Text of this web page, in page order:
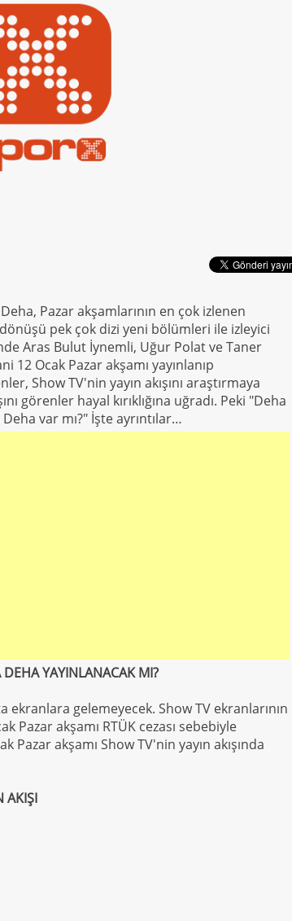
Pazar akşamlarının en çok izlenen
dönüşü pek çok dizi yeni bölümleri ile izleyici
Aras Bulut İynemli, Uğur Polat ve Taner
12 Ocak Pazar akşamı yayınlanıp
Show TV'nin yayın akışını araştırmaya
görenler hayal kırıklığına uğradı. Peki "Deha
var mı?" İşte ayrıntılar…
YAYINLANACAK MI?
ekranlara gelemeyecek. Show TV ekranlarının
Pazar akşamı RTÜK cezası sebebiyle
Pazar akşamı Show TV'nin yayın akışında
AKIŞI